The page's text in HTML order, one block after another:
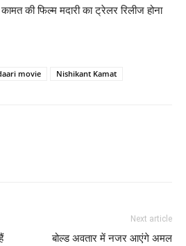
की फिल्‍म मदारी का ट्रेलर रिलीज होना
movie Nishikant Kamat
Next article
बोल्‍ड अवतार में नजर आएंगे अमल